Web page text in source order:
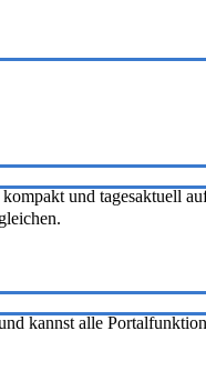
und tagesaktuell
kannst alle